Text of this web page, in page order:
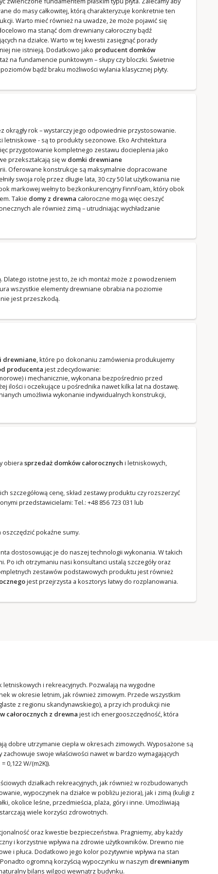
do masy całkowitej, którą charakteryzuje konkretnie ten
Warto mieć również na uwadze, że może pojawić się
ma stanąć dom drewniany całoroczny bądź
na działce. Warto w tej kwestii zasięgnąć porady
nie istnieją. Dodatkowo jako producent domków
na fundamencie punktowym – słupy czy bloczki. Świetnie
bądź braku możliwości wylania klasycznej płyty.
rok – wystarczy jego odpowiednie przystosowanie.
- są to produkty sezonowe. Eko Architektura
przygotowanie kompletnego zestawu docieplenia jako
przekształcają się w domki drewniane
Oferowane konstrukcje są maksymalnie dopracowane
swoja rolę przez długie lata, 30 czy 50 lat użytkowania nie
markowej wełny to bezkonkurencyjny FinnFoam, który obok
Takie domy z drewna całoroczne mogą więc cieszyć
ale również zimą – utrudniając wychładzanie
istotne jest to, że ich montaż może z powodzeniem
wszystkie elementy drewniane obrabia na poziomie
jest przeszkodą.
drewniane, które po dokonaniu zamówienia produkujemy
producenta jest zdecydowanie:
i mechanicznie, wykonana bezpośrednio przed
ilości i oczekujące u pośrednika nawet kilka lat na dostawę.
umożliwia wykonanie indywidualnych konstrukcji,
obiera sprzedaż domków całorocznych i letniskowych,
szczegółową cenę, skład zestawy produktu czy rozszerzyć
przedstawicielami: Tel.: +48 856 723 031 lub
pokaźne sumy.
dostosowując je do naszej technologii wykonania. W takich
Po ich otrzymaniu nasi konsultanci ustalą szczegóły oraz
zestawów podstawowych produktu jest również
jest przejrzysta a kosztorys łatwy do rozplanowania.
i rekreacyjnych. Pozwalają na wygodne
w okresie letnim, jak również zimowym. Przede wszystkim
z regionu skandynawskiego), a przy ich produkcji nie
całorocznych z drewna jest ich energooszczędność, która
dobre utrzymanie ciepła w okresach zimowych. Wyposażone są
swoje właściwości nawet w bardzo wymagających
0,122 W/(m2K)).
działkach rekreacyjnych, jak również w rozbudowanych
wypoczynek na działce w pobliżu jeziora), jak i zimą (kuligi z
okolice leśne, przedmieścia, plaża, góry i inne. Umożliwiają
wiele korzyści zdrowotnych.
oraz kwestie bezpieczeństwa. Pragniemy, aby każdy
i korzystnie wpływa na zdrowie użytkowników. Drewno nie
i płuca. Dodatkowo jego kolor pozytywnie wpływa na stan
ogromną korzyścią wypoczynku w naszym drewnianym
bilans wilgoci wewnątrz budynku.